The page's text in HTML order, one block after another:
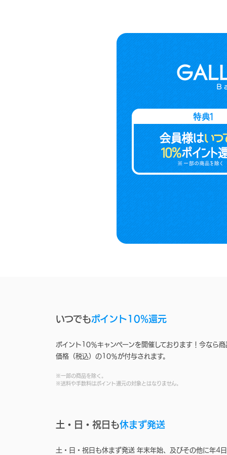
いつでもポイント10%還元
ポイント10％キャンペーンを開催しております！今なら商
価格（税込）の10％が付与されます。
※一部の商品を除く。
※送料や手数料はポイント還元の対象とはなりません。
土・日・祝日も休まず発送
土・日・祝日も休まず発送 年末年始、及びその他に年4日